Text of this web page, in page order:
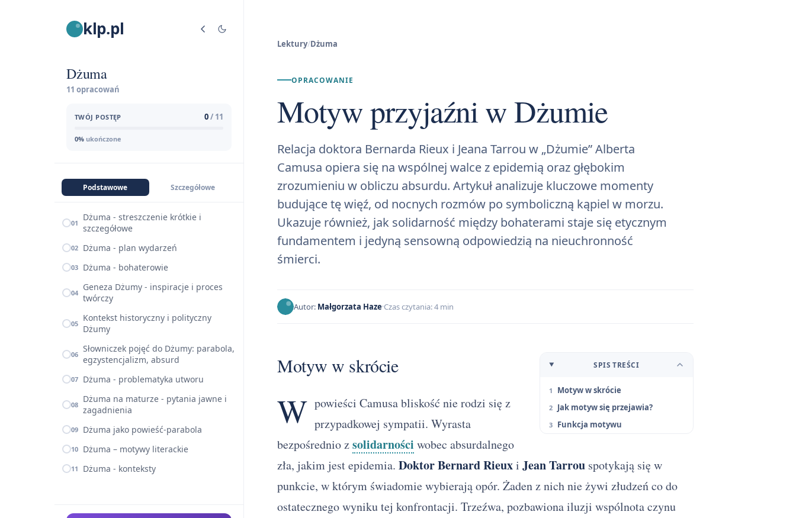
klp.pl
Dżuma
11 opracowań
TWÓJ POSTĘP 0/ 11
0% ukończone
Podstawowe Szczegółowe
01
Dżuma - streszczenie krótkie i
szczegółowe
02 Dżuma - plan wydarzeń
03 Dżuma - bohaterowie
04 Geneza Dżumy - inspiracje i proces
twórczy
05 Kontekst historyczny i polityczny
Dżumy
06 Słowniczek pojęć do Dżumy: parabola,
egzystencjalizm, absurd
07 Dżuma - problematyka utworu
08 Dżuma na maturze - pytania jawne i
zagadnienia
09 Dżuma jako powieść-parabola
10 Dżuma – motywy literackie
11 Dżuma - konteksty
Lektury/Dżuma
OPRACOWANIE
Motyw przyjaźni w Dżumie
Relacja doktora Bernarda Rieux i Jeana Tarrou w „Dżumie” Alberta
Camusa opiera się na wspólnej walce z epidemią oraz głębokim
zrozumieniu w obliczu absurdu. Artykuł analizuje kluczowe momenty
budujące tę więź, od nocnych rozmów po symboliczną kąpiel w morzu.
Ukazuje również, jak solidarność między bohaterami staje się etycznym
fundamentem i jedyną sensowną odpowiedzią na nieuchronność
śmierci.
Autor: Małgorzata Haze Czas czytania: 4 min
SPIS TREŚCI
Motyw w skrócie
Jak motyw się przejawia?
Funkcja motywu
Motyw w skrócie
W powieści Camusa bliskość nie rodzi się z
przypadkowej sympatii. Wyrasta
bezpośrednio zsolidarności wobec absurdalnego
zła, jakim jest epidemia. Doktor Bernard Rieuxi Jean Tarrou spotykają się w
punkcie, w którym świadomie wybierają opór. Żaden z nich nie żywi złudzeń co do
ostatecznego wyniku tej konfrontacji. Trzeźwa, pozbawiona iluzji wspólnota czynu